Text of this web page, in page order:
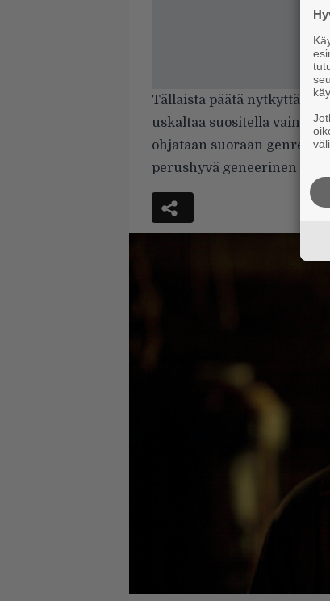
Tällaista päätä
uskaltaa suositella vain
ohjataan suoraan genren
perushyvä geneerinen